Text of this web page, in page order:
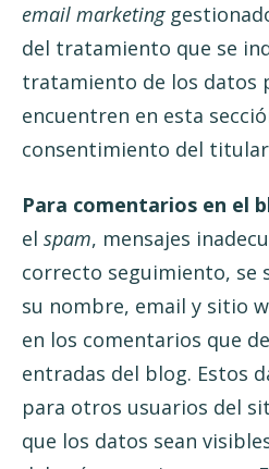
email marketing
del tratamiento que se
tratamiento de los datos
encuentren en esta
consentimiento del
Para comentarios en el
el spam, mensajes
correcto seguimiento, se
su nombre, email y sitio
en los comentarios que
entradas del blog. Estos
para otros usuarios del
que los datos sean